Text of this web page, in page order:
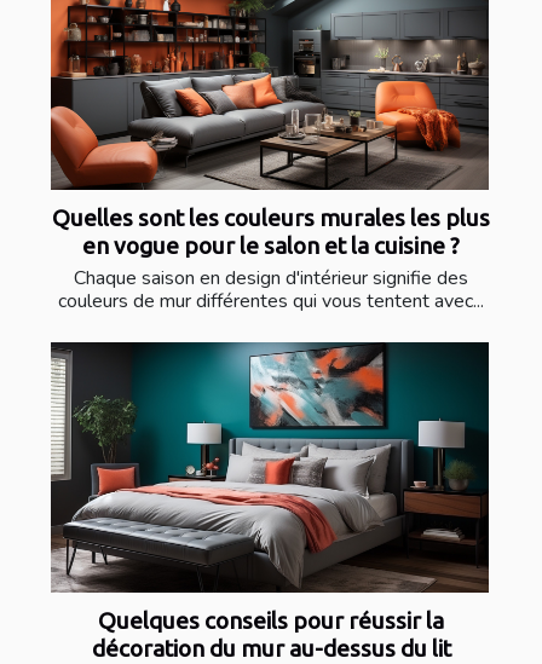
Quelles sont les couleurs murales les plus
en vogue pour le salon et la cuisine ?
Chaque saison en design d'intérieur signifie des
couleurs de mur différentes qui vous tentent avec...
Quelques conseils pour réussir la
décoration du mur au-dessus du lit